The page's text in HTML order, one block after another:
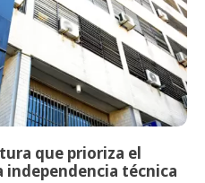
que prioriza el
independencia técnica